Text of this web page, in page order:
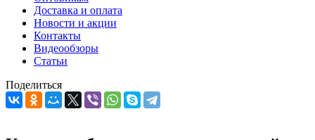
Доставка и оплата
Новости и акции
Контакты
Видеообзоры
Статьи
Поделиться